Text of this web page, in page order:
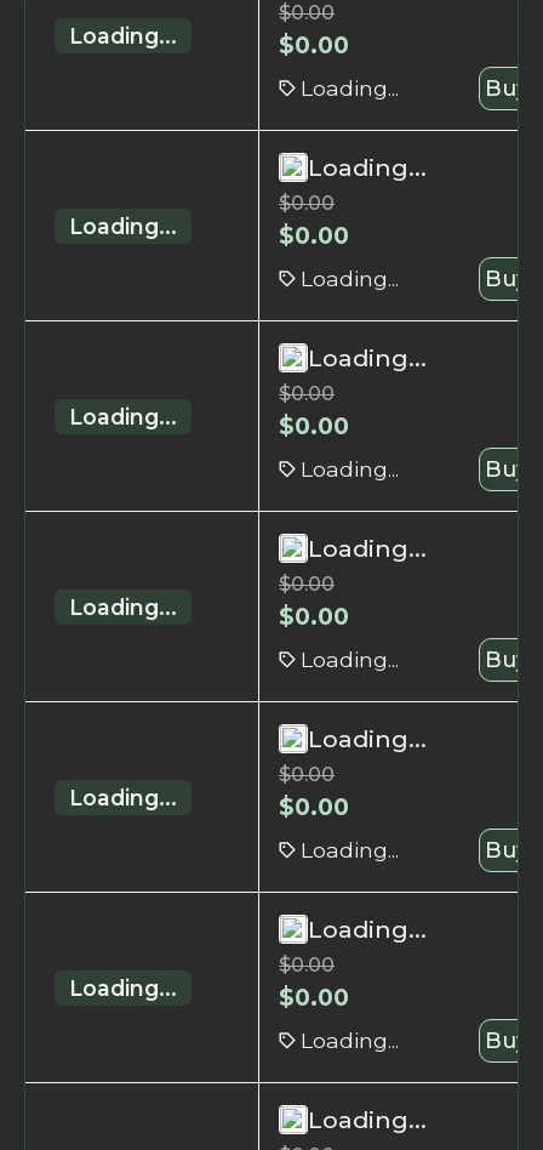
Loading...
$0.00
$0.00
Loading... Buy
Loading...
Loading...
$0.00
$0.00
Loading... Buy
Loading...
Loading...
$0.00
$0.00
Loading... Buy
Loading...
Loading...
$0.00
$0.00
Loading... Buy
Loading...
Loading...
$0.00
$0.00
Loading... Buy
Loading...
Loading...
$0.00
$0.00
Loading... Buy
Loading...